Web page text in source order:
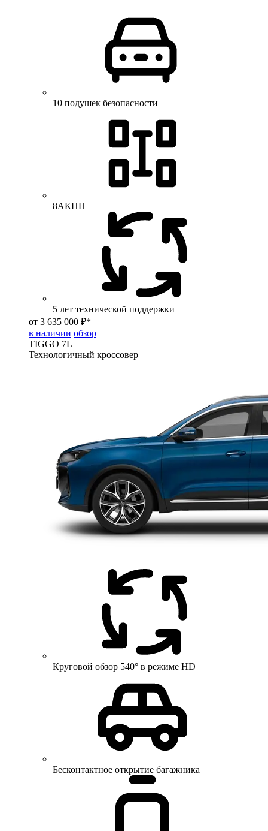
10 подушек безопасности
8АКПП
5 лет технической поддержки
от 3 635 000 ₽*
в наличии обзор
TIGGO 7L
Технологичный кроссовер
Круговой обзор 540° в режиме HD
Бесконтактное открытие багажника